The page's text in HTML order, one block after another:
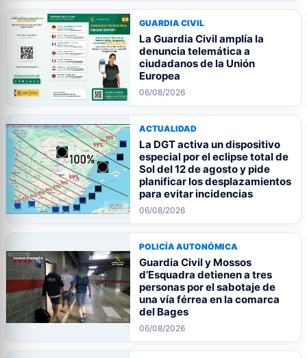
GUARDIA CIVIL
La Guardia Civil amplía la
denuncia telemática a
ciudadanos de la Unión
Europea
06/08/2026
ACTUALIDAD
La DGT activa un dispositivo
especial por el eclipse total de
Sol del 12 de agosto y pide
planificar los desplazamientos
para evitar incidencias
06/08/2026
POLICÍA AUTONÓMICA
Guardia Civil y Mossos
d’Esquadra detienen a tres
personas por el sabotaje de
una vía férrea en la comarca
del Bages
06/08/2026